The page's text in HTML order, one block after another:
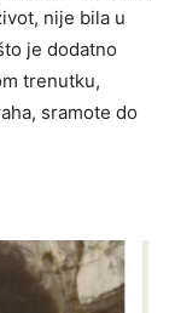
nije bila u
je dodatno
trenutku,
sramote do